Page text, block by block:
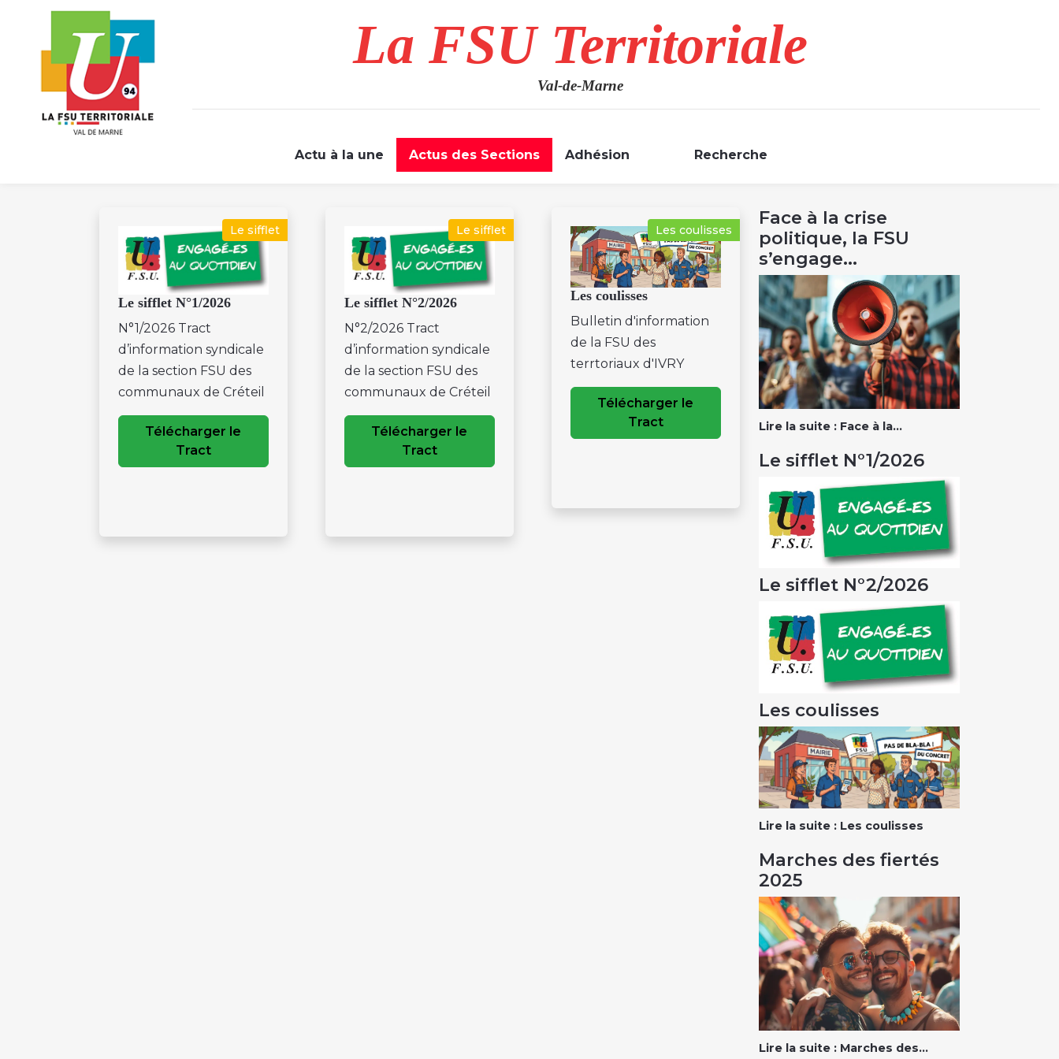
La FSU Territoriale
Val-de-Marne
Actu à la une Actus des Sections Adhésion Recherche
Le sifflet
Le sifflet N°1/2026
N°1/2026 Tract
d’information syndicale
de la section FSU des
communaux de Créteil
Télécharger le
Tract
Le sifflet
Le sifflet N°2/2026
N°2/2026 Tract
d’information syndicale
de la section FSU des
communaux de Créteil
Télécharger le
Tract
Les coulisses
Les coulisses
Bulletin d'information
de la FSU des
terrtoriaux d'IVRY
Télécharger le
Tract
Face à la crise
politique, la FSU
s’engage...
Lire la suite : Face à la...
Le sifflet N°1/2026
Le sifflet N°2/2026
Les coulisses
Lire la suite : Les coulisses
Marches des fiertés
2025
Lire la suite : Marches des...